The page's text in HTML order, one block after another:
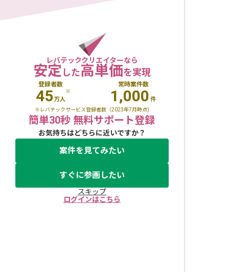
レバテッククリエイターなら
安定した高単価を実現
登録者数
45万人
※
常時案件数
1,000 件
※レバテックサービス登録者数（2023年7月時点)
簡単30秒 無料サポート登録
お気持ちはどちらに近いですか？
案件を見てみたい
すぐに参画したい
スキップ
ログインはこちら